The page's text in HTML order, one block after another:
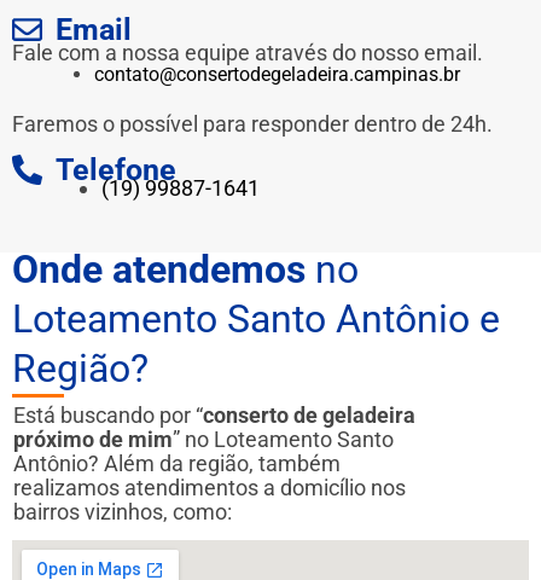
Email
Fale com a nossa equipe através do nosso email.
contato@consertodegeladeira.campinas.br
Faremos o possível para responder dentro de 24h.
Telefone
(19) 99887-1641
Onde atendemos no
Loteamento Santo Antônio e
Região?
Está buscando por “conserto de geladeira
próximo de mim” no Loteamento Santo
Antônio? Além da região, também
realizamos atendimentos a domicílio nos
bairros vizinhos, como: